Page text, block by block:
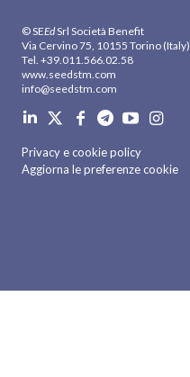
© SEEdSrl Società Benefit
Via Cervino 75, 10155 Torino (Italy)
Tel. +39.011.566.02.58
www.seedstm.com
info@seedstm.com
Privacy e cookie policy
Aggiorna le preferenze cookie